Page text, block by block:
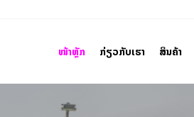
ໜ້າຫຼັກ ກ່ຽວກັບເຮົາ ສິນຄ້າ